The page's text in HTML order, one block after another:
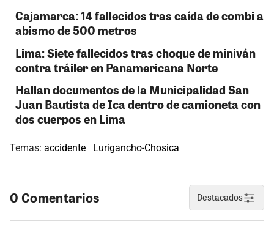
Cajamarca: 14 fallecidos tras caída de combi a
abismo de 500 metros
Lima: Siete fallecidos tras choque de miniván
contra tráiler en Panamericana Norte
Hallan documentos de la Municipalidad San
Juan Bautista de Ica dentro de camioneta con
dos cuerpos en Lima
Temas: accidente Lurigancho-Chosica
0 Comentarios Destacados